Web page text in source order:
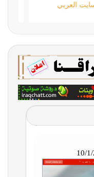
سايت العربي